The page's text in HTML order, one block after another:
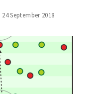
24 September 2018